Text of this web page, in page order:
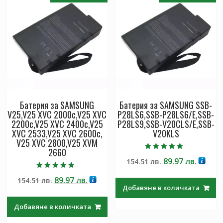
Батерия за SAMSUNG
V25,V25 XVC 2000c,V25 XVC
2200c,V25 XVC 2400c,V25
XVC 2533,V25 XVC 2600c,
V25 XVC 2800,V25 XVM
2660
4.50
от 5
154.51лв. Original
154.51 лв..
89.97лв.Текущата
89.97 лв..
Добавяне в количката
Батерия за SAMSUNG SSB-
P28LS6,SSB-P28LS6/E,SSB-
P28LS9,SSB-V20CLS/E,SSB-
V20KLS
5.00
от 5
154.51лв. Original
154.51 лв..
89.97лв.
89.97
Добавяне в количката